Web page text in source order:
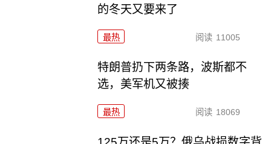
的冬天又要来了
最热 阅读 11005
特朗普扔下两条路，波斯都不
选，美军机又被揍
最热 阅读 18069